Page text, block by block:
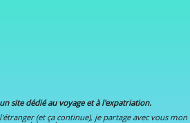
site dédié au voyage et à l'expatriation.
(et ça continue), je partage avec vous mon